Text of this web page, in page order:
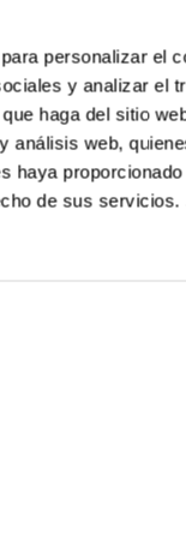
personalizar el
y analizar el
haga del sitio
análisis web,
haya
de sus